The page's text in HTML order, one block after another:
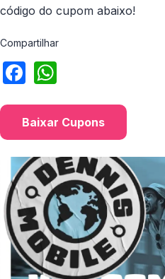
código do cupom abaixo!
Compartilhar
Baixar Cupons